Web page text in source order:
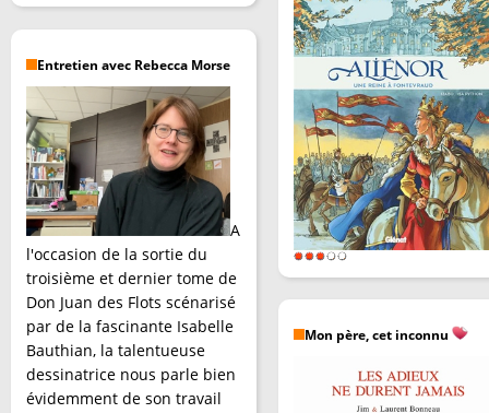
Entretien avec Rebecca Morse
A
l'occasion de la sortie du
troisième et dernier tome de
Don Juan des Flots scénarisé
par de la fascinante Isabelle
Bauthian, la talentueuse
dessinatrice nous parle bien
évidemment de son travail
Mon père, cet inconnu